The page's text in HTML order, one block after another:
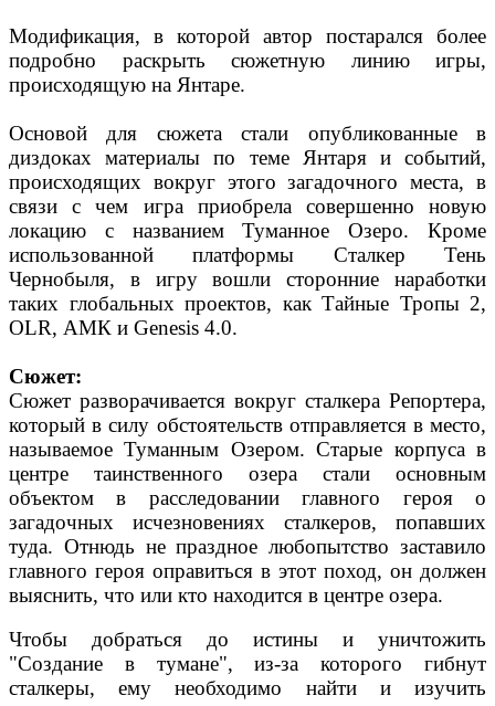
Модификация, в которой автор постарался более
подробно раскрыть сюжетную линию игры,
происходящую на Янтаре.
Основой для сюжета стали опубликованные в
диздоках материалы по теме Янтаря и событий,
происходящих вокруг этого загадочного места, в
связи с чем игра приобрела совершенно новую
локацию с названием Туманное Озеро. Кроме
использованной платформы Сталкер Тень
Чернобыля, в игру вошли сторонние наработки
таких глобальных проектов, как Тайные Тропы 2,
OLR, АМК и Genesis 4.0.
Сюжет:
Сюжет разворачивается вокруг сталкера Репортера,
который в силу обстоятельств отправляется в место,
называемое Туманным Озером. Старые корпуса в
центре таинственного озера стали основным
объектом в расследовании главного героя о
загадочных исчезновениях сталкеров, попавших
туда. Отнюдь не праздное любопытство заставило
главного героя оправиться в этот поход, он должен
выяснить, что или кто находится в центре озера.
Чтобы добраться до истины и уничтожить
"Создание в тумане", из-за которого гибнут
сталкеры, ему необходимо найти и изучить